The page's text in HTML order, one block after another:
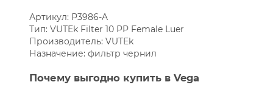
Артикул: P3986-A
Тип: VUTEk Filter 10 PP Female Luer
Производитель: VUTEk
Назначение: фильтр чернил
Почему выгодно купить в Vega